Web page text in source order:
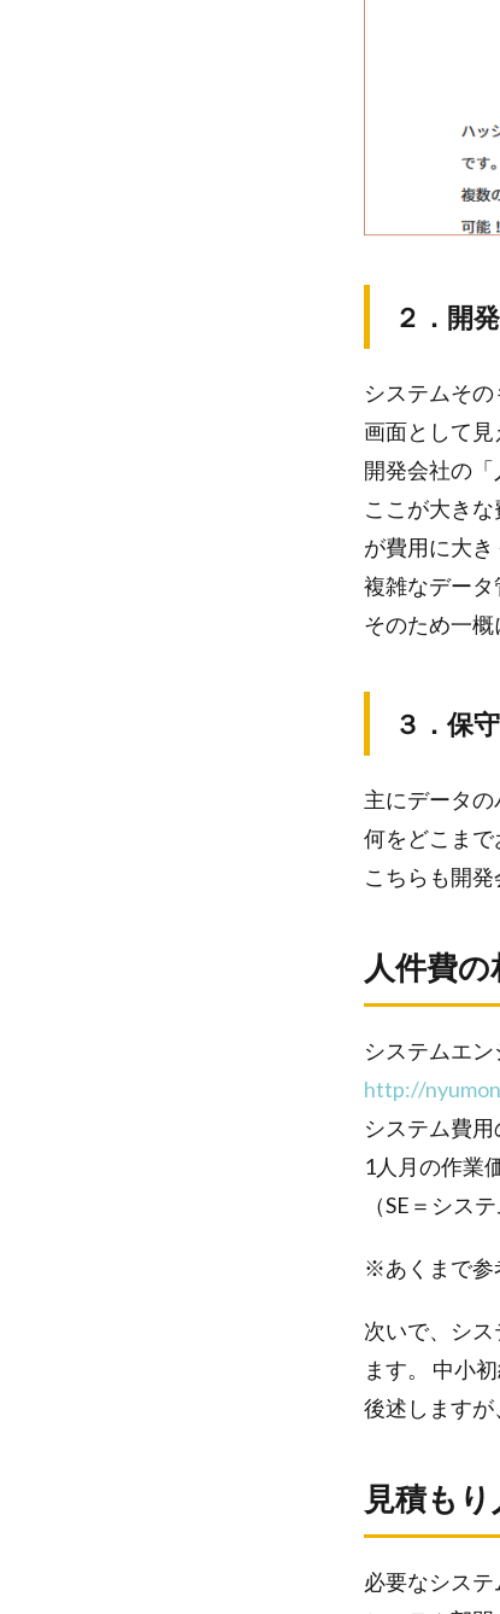
２．開
システムその
画面として
開発会社の「
ここが大き
が費用に大き
複雑なデー
そのため一概
３．保
主にデータ
何をどこまで
こちらも開発
人件費の
システムエ
http://
システム費
1人月の作業
（SE＝シス
※あくまで参
次いで、シ
ます。 中小
後述しますが
見積も
必要なシス